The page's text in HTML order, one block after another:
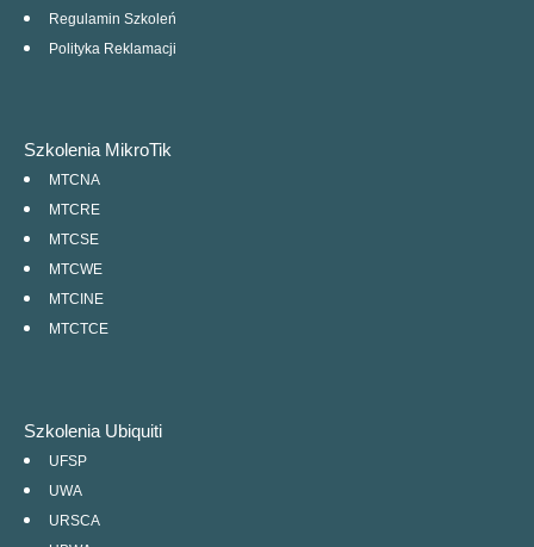
Regulamin Szkoleń
Polityka Reklamacji
Szkolenia MikroTik
MTCNA
MTCRE
MTCSE
MTCWE
MTCINE
MTCTCE
Szkolenia Ubiquiti
UFSP
UWA
URSCA